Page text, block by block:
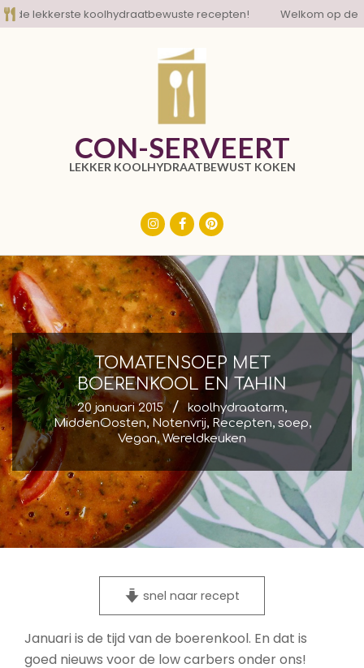
Skip
to
lekkerste koolhydraatbewuste recepten! Welkom op de
CON-SERVEERT
LEKKER KOOLHYDRAATBEWUST KOKEN
TOMATENSOEP MET
BOERENKOOL EN TAHIN
20 januari 2015 koolhydraatarm,
MiddenOosten, Notenvrij, Recepten, soep,
Vegan,Wereldkeuken
snel naar recept
Januari is de tijd van de boerenkool. En dat is
goed nieuws voor de low carbers onder ons!